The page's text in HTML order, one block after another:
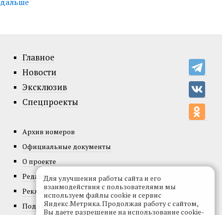
Главное
Новости
Эксклюзив
Спецпроекты
Архив номеров
Официальные документы
О проекте
Редакция
Реклама
Подписка
Для улучшения работы сайта и его
взаимодействия с пользователями мы
используем файлы cookie и сервис
Яндекс.Метрика. Продолжая работу с сайтом,
Вы даете разрешение на использование cookie-